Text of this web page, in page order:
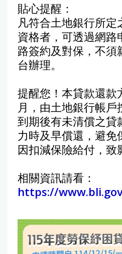
貼心提醒：
凡符合土地銀行所
資格者，可透過網路
路簽約及對保，不須
台辦理。
提醒您！本貸款還款
月，由土地銀行帳
到期後有未清償之貸
力時及早償還，避免
因扣減保險給付，致
相關資訊請看：
https://